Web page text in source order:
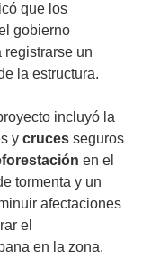
que los
gobierno
registrarse un
la estructura.
incluyó la
y cruces seguros
en el
tormenta y un
afectaciones
el
en la zona.